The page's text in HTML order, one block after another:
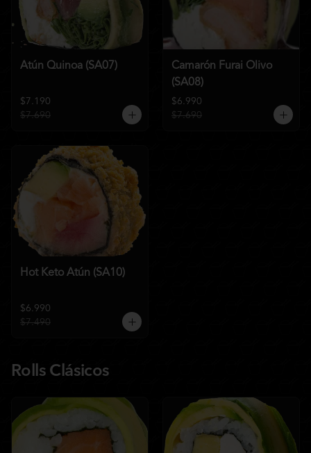
Atún Quinoa (SA07)
$7.190
$7.690
Camarón Furai Olivo
(SA08)
$6.990
$7.690
Hot Keto Atún (SA10)
$6.990
$7.490
Rolls Clásicos